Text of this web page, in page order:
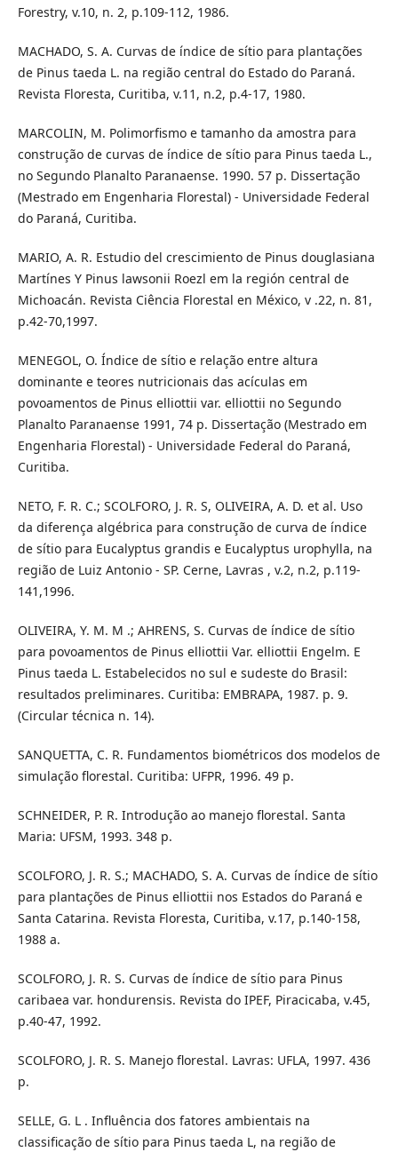
Forestry, v.10, n. 2, p.109-112, 1986.
MACHADO, S. A. Curvas de índice de sítio para plantações
de Pinus taeda L. na região central do Estado do Paraná.
Revista Floresta, Curitiba, v.11, n.2, p.4-17, 1980.
MARCOLIN, M. Polimorfismo e tamanho da amostra para
construção de curvas de índice de sítio para Pinus taeda L.,
no Segundo Planalto Paranaense. 1990. 57 p. Dissertação
(Mestrado em Engenharia Florestal) - Universidade Federal
do Paraná, Curitiba.
MARIO, A. R. Estudio del crescimiento de Pinus douglasiana
Martínes Y Pinus lawsonii Roezl em la región central de
Michoacán. Revista Ciência Florestal en México, v .22, n. 81,
p.42-70,1997.
MENEGOL, O. Índice de sítio e relação entre altura
dominante e teores nutricionais das acículas em
povoamentos de Pinus elliottii var. elliottii no Segundo
Planalto Paranaense 1991, 74 p. Dissertação (Mestrado em
Engenharia Florestal) - Universidade Federal do Paraná,
Curitiba.
NETO, F. R. C.; SCOLFORO, J. R. S, OLIVEIRA, A. D. et al. Uso
da diferença algébrica para construção de curva de índice
de sítio para Eucalyptus grandis e Eucalyptus urophylla, na
região de Luiz Antonio - SP. Cerne, Lavras , v.2, n.2, p.119-
141,1996.
OLIVEIRA, Y. M. M .; AHRENS, S. Curvas de índice de sítio
para povoamentos de Pinus elliottii Var. elliottii Engelm. E
Pinus taeda L. Estabelecidos no sul e sudeste do Brasil:
resultados preliminares. Curitiba: EMBRAPA, 1987. p. 9.
(Circular técnica n. 14).
SANQUETTA, C. R. Fundamentos biométricos dos modelos de
simulação florestal. Curitiba: UFPR, 1996. 49 p.
SCHNEIDER, P. R. Introdução ao manejo florestal. Santa
Maria: UFSM, 1993. 348 p.
SCOLFORO, J. R. S.; MACHADO, S. A. Curvas de índice de sítio
para plantações de Pinus elliottii nos Estados do Paraná e
Santa Catarina. Revista Floresta, Curitiba, v.17, p.140-158,
1988 a.
SCOLFORO, J. R. S. Curvas de índice de sítio para Pinus
caribaea var. hondurensis. Revista do IPEF, Piracicaba, v.45,
p.40-47, 1992.
SCOLFORO, J. R. S. Manejo florestal. Lavras: UFLA, 1997. 436
p.
SELLE, G. L . Influência dos fatores ambientais na
classificação de sítio para Pinus taeda L, na região de